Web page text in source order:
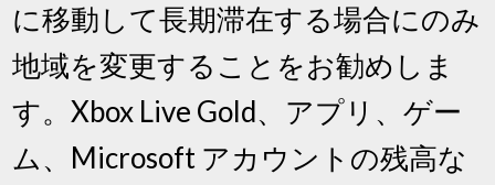
に移動して長期滞在する場合にのみ
地域を変更することをお勧めしま
す。Xbox Live Gold、アプリ、ゲー
ム、Microsoft アカウントの残高な